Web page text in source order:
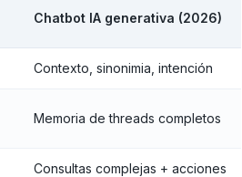
Chatbot IA generativa (2026)
Contexto, sinonimia, intención
Memoria de threads completos
Consultas complejas + acciones